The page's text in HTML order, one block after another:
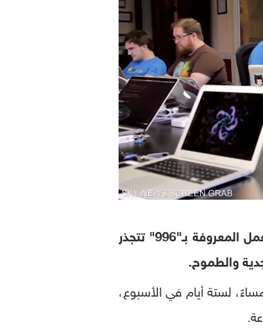
وسط تنافس محموم على الريادة في سباق الذكاء الاصطناعي، بدأت ثقافة العمل المعروفة بـ"996" تتجذر
والطموح.
لستة أيام في الأسبوع،